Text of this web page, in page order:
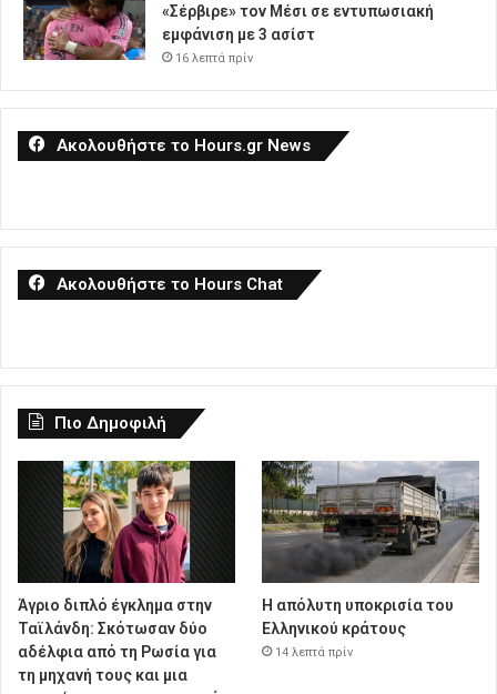
«Σέρβιρε» τον Μέσι σε εντυπωσιακή
εμφάνιση με 3 ασίστ
16 λεπτά πρίν
Ακολουθήστε το Hours.gr News
Ακολουθήστε το Hours Chat
Πιο Δημοφιλή
Άγριο διπλό έγκλημα στην
Ταϊλάνδη: Σκότωσαν δύο
αδέλφια από τη Ρωσία για
τη μηχανή τους και μια
Η απόλυτη υποκρισία του
Ελληνικού κράτους
14 λεπτά πρίν